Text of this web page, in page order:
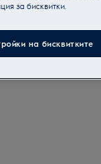
за бисквитки.
на бисквитките